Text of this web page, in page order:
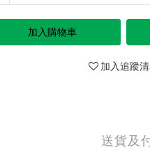
加入購物車
加入追蹤
送貨及